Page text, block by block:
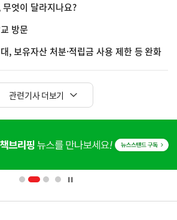
엇이 달라지나요?
방문
, 보유자산 처분·적립금 사용 제한 등 완화
관련기사 더보기